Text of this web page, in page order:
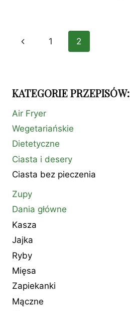
Nawigacja
Poprzednia
1 2
KATEGORIE PRZEPISÓW:
Air Fryer
Wegetariańskie
Dietetyczne
Ciasta i desery
Ciasta bez pieczenia
Zupy
Dania główne
Kasza
Jajka
Ryby
Mięsa
Zapiekanki
Mączne